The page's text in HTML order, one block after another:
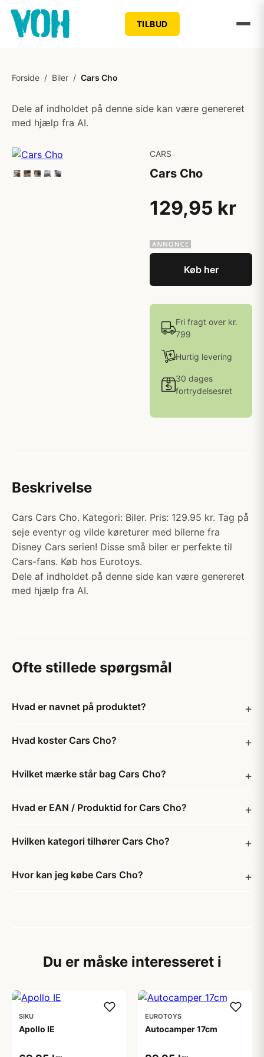
TILBUD
Forside / Biler / Cars Cho
Dele af indholdet på denne side kan være genereret
med hjælp fra AI.
CARS
Cars Cho
129,95 kr
Køb her
Fri fragt over kr.
799
Hurtig levering
30 dages
fortrydelsesret
Beskrivelse
Cars Cars Cho. Kategori: Biler. Pris: 129.95 kr. Tag på
seje eventyr og vilde køreturer med bilerne fra
Disney Cars serien! Disse små biler er perfekte til
Cars-fans. Køb hos Eurotoys.
Dele af indholdet på denne side kan være genereret
med hjælp fra AI.
Ofte stillede spørgsmål
Hvad er navnet på produktet?
Hvad koster Cars Cho?
Hvilket mærke står bag Cars Cho?
Hvad er EAN / Produktid for Cars Cho?
Hvilken kategori tilhører Cars Cho?
Hvor kan jeg købe Cars Cho?
Du er måske interesseret i
SIKU
Apollo IE
EUROTOYS
Autocamper 17cm